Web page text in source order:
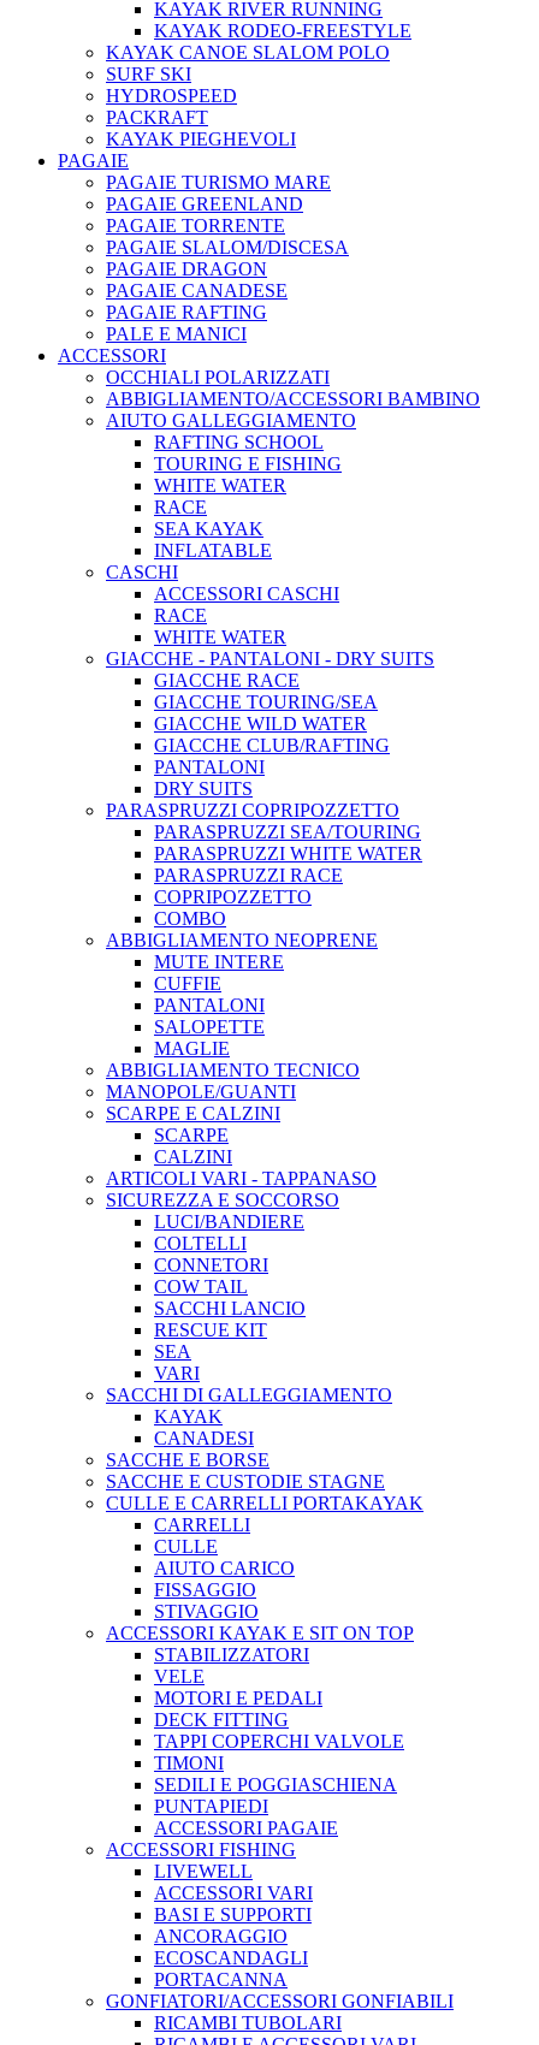
KAYAK RIVER RUNNING
KAYAK RODEO-FREESTYLE
KAYAK CANOE SLALOM POLO
SURF SKI
HYDROSPEED
PACKRAFT
KAYAK PIEGHEVOLI
PAGAIE
PAGAIE TURISMO MARE
PAGAIE GREENLAND
PAGAIE TORRENTE
PAGAIE SLALOM/DISCESA
PAGAIE DRAGON
PAGAIE CANADESE
PAGAIE RAFTING
PALE E MANICI
ACCESSORI
OCCHIALI POLARIZZATI
ABBIGLIAMENTO/ACCESSORI BAMBINO
AIUTO GALLEGGIAMENTO
RAFTING SCHOOL
TOURING E FISHING
WHITE WATER
RACE
SEA KAYAK
INFLATABLE
CASCHI
ACCESSORI CASCHI
RACE
WHITE WATER
GIACCHE - PANTALONI - DRY SUITS
GIACCHE RACE
GIACCHE TOURING/SEA
GIACCHE WILD WATER
GIACCHE CLUB/RAFTING
PANTALONI
DRY SUITS
PARASPRUZZI COPRIPOZZETTO
PARASPRUZZI SEA/TOURING
PARASPRUZZI WHITE WATER
PARASPRUZZI RACE
COPRIPOZZETTO
COMBO
ABBIGLIAMENTO NEOPRENE
MUTE INTERE
CUFFIE
PANTALONI
SALOPETTE
MAGLIE
ABBIGLIAMENTO TECNICO
MANOPOLE/GUANTI
SCARPE E CALZINI
SCARPE
CALZINI
ARTICOLI VARI - TAPPANASO
SICUREZZA E SOCCORSO
LUCI/BANDIERE
COLTELLI
CONNETORI
COW TAIL
SACCHI LANCIO
RESCUE KIT
SEA
VARI
SACCHI DI GALLEGGIAMENTO
KAYAK
CANADESI
SACCHE E BORSE
SACCHE E CUSTODIE STAGNE
CULLE E CARRELLI PORTAKAYAK
CARRELLI
CULLE
AIUTO CARICO
FISSAGGIO
STIVAGGIO
ACCESSORI KAYAK E SIT ON TOP
STABILIZZATORI
VELE
MOTORI E PEDALI
DECK FITTING
TAPPI COPERCHI VALVOLE
TIMONI
SEDILI E POGGIASCHIENA
PUNTAPIEDI
ACCESSORI PAGAIE
ACCESSORI FISHING
LIVEWELL
ACCESSORI VARI
BASI E SUPPORTI
ANCORAGGIO
ECOSCANDAGLI
PORTACANNA
GONFIATORI/ACCESSORI GONFIABILI
RICAMBI TUBOLARI